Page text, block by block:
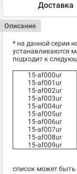
Доставка
Описание
* на данной серии
устанавливаются
подходит к
15-af000ur
15-af001ur
15-af002ur
15-af003ur
15-af004ur
15-af005ur
15-af006ur
15-af007ur
15-af008ur
15-af009ur
список может